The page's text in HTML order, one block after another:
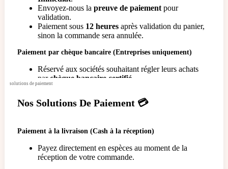
Envoyez-nous la preuve de paiement pour
validation.
Paiement sous 12 heures après validation du panier,
sinon la commande sera annulée.
Paiement par chèque bancaire (Entreprises uniquement)
Réservé aux sociétés souhaitant régler leurs achats
par chèque bancaire certifié
La commande sera confirmée uniquement après
du chèque par notre
banque.
répondre à toutes vos questions sur les paiements !
solutions de paiement
Nos Solutions De Paiement 💳
Paiement à la livraison (Cash à la réception)
Payez directement en espèces au moment de la
réception de votre commande.